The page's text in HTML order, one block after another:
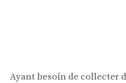
Ayant besoin de collecter